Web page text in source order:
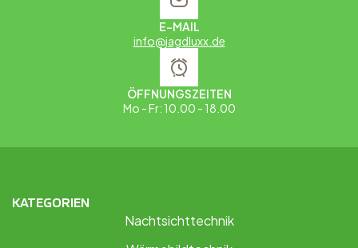
E-MAIL
info@jagdluxx.de
ÖFFNUNGSZEITEN
Mo - Fr: 10.00 - 18.00
KATEGORIEN
Nachtsichttechnik